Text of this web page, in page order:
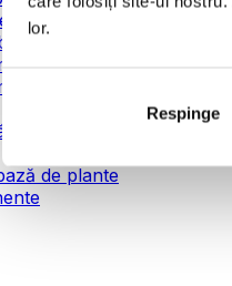
lor.
Respinge
de plante
componente
componente
de plante